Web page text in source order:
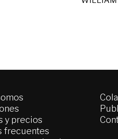
y precios
frecuentes